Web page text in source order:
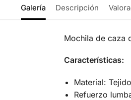
Galería Descripción
Mochila de caza
Características:
Material:
Refuerzo